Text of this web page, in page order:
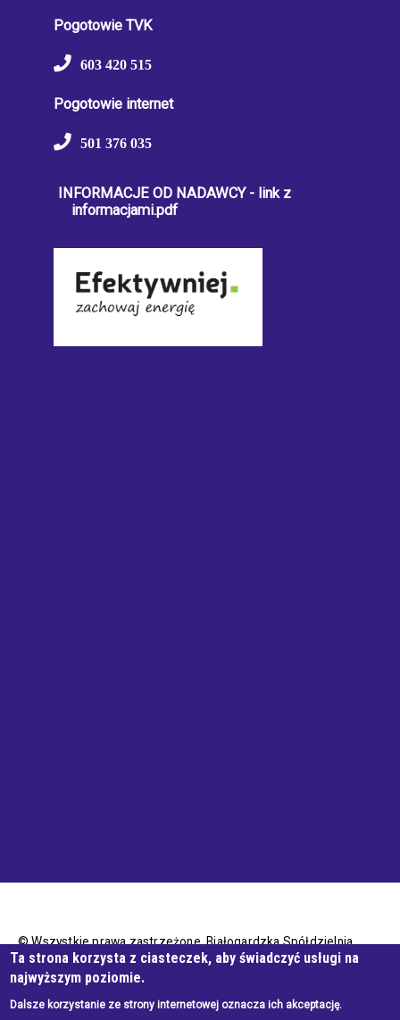
Pogotowie TVK
603 420 515
Pogotowie internet
501 376 035
INFORMACJE OD NADAWCY - link z
informacjami.pdf
© Wszystkie prawa zastrzeżone, Białogardzka Spółdzielnia
Mieszkaniowa
Ta strona korzysta z ciasteczek, aby świadczyć usługi na
najwyższym poziomie.
Dalsze korzystanie ze strony internetowej oznacza ich akceptację.